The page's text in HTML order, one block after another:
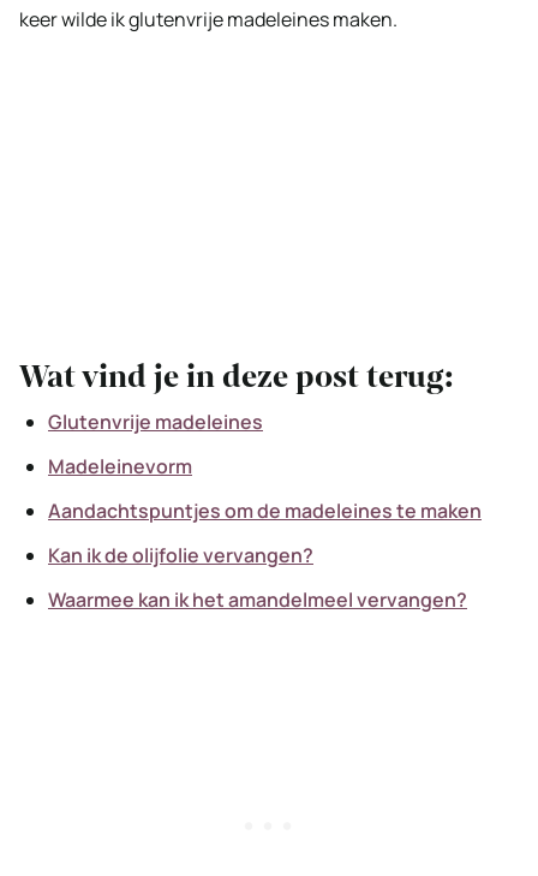
keer wilde ik glutenvrije madeleines maken.
Wat vind je in deze post terug:
Glutenvrije madeleines
Madeleinevorm
Aandachtspuntjes om de madeleines te maken
Kan ik de olijfolie vervangen?
Waarmee kan ik het amandelmeel vervangen?